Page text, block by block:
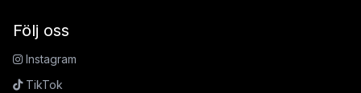
Följ oss
Instagram
TikTok